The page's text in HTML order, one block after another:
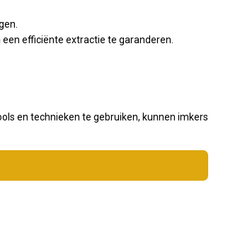
efficiënte extractie te garanderen.
en technieken te gebruiken, kunnen imkers